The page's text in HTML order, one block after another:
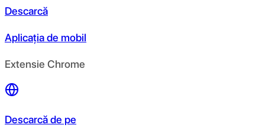
Descarcă
Aplicația de mobil
Extensie Chrome
Descarcă de pe